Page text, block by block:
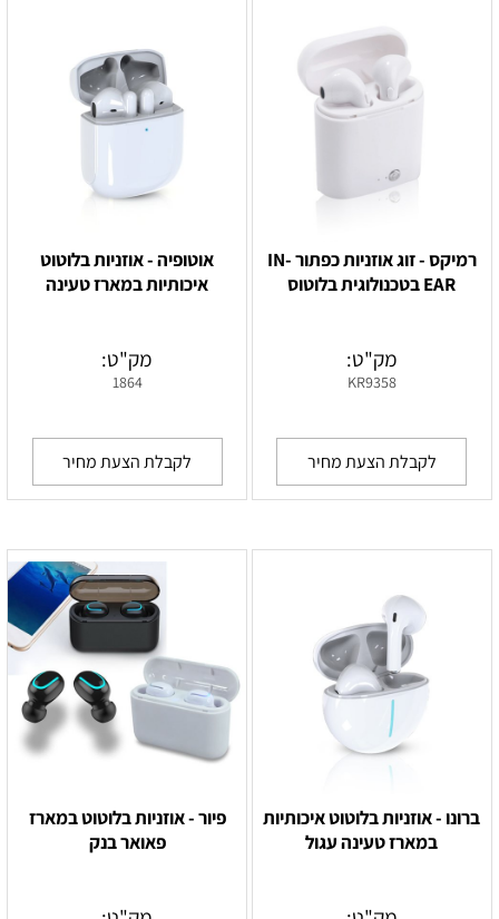
רמיקס - זוג אוזניות כפתור IN-
EAR בטכנולוגית בלוטוס
מק"ט:
KR9358
לקבלת הצעת מחיר
אוטופיה - אוזניות בלוטוט
איכותיות במארז טעינה
מק"ט:
1864
לקבלת הצעת מחיר
ברונו - אוזניות בלוטוט איכותיות
במארז טעינה עגול
פיור - אוזניות בלוטוט במארז
פאואר בנק